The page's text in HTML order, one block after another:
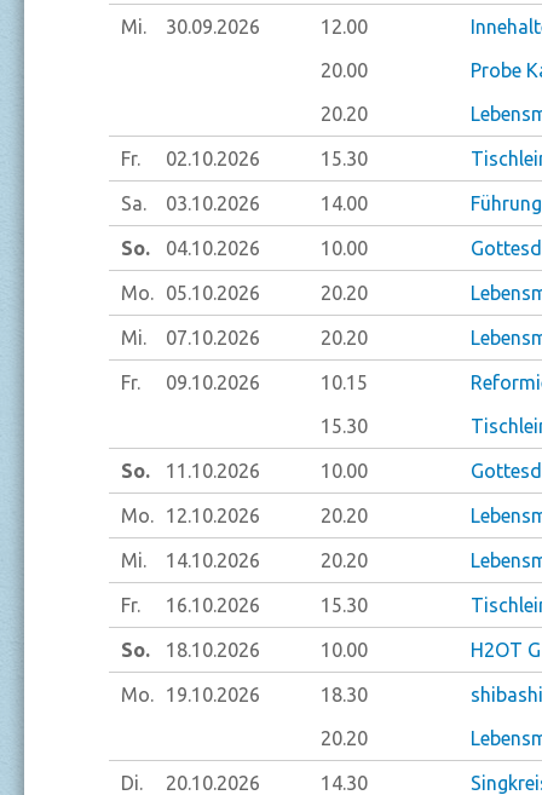
Mi. 30.09.2026 12.00
20.00
Probe
20.20
Fr. 02.10.2026 15.30
Sa. 03.10.2026 14.00
So. 04.10.2026 10.00
Mo. 05.10.2026 20.20
Mi. 07.10.2026 20.20
Fr. 09.10.2026 10.15
15.30
So. 11.10.2026 10.00
Mo. 12.10.2026 20.20
Mi. 14.10.2026 20.20
Fr. 16.10.2026 15.30
So. 18.10.2026 10.00 H2OT
Mo. 19.10.2026 18.30
20.20
Di. 20.10.2026 14.30